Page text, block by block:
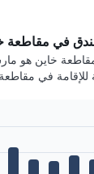
في مقاطعة
للإقامة في